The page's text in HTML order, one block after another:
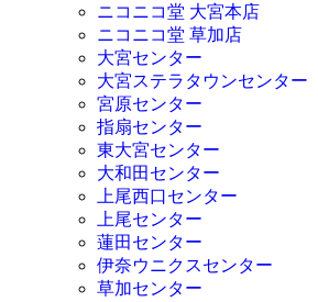
ニコニコ堂 大宮本店
ニコニコ堂 草加店
大宮センター
大宮ステラタウンセンター
宮原センター
指扇センター
東大宮センター
大和田センター
上尾西口センター
上尾センター
蓮田センター
伊奈ウニクスセンター
草加センター